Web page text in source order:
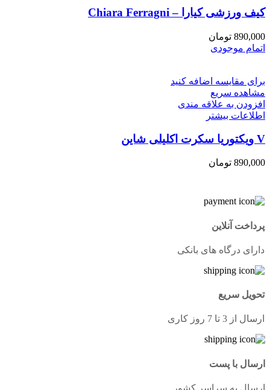
کیف ورزشی کیارا – Chiara Ferragni
890,000 تومان
اتمام موجودی
برای مقایسه اضافه کنید
مشاهده سریع
افزودن به علاقه مندی
اطلاعات بیشتر
V ویکتوریا سکرت اکلیلی شاین
890,000 تومان
پرداخت آنلاین
دارای درگاه های بانکی
تحویل سریع
ارسال از 3 تا 7 روز کاری
ارسال با پست
ارسال به سراسر کشور